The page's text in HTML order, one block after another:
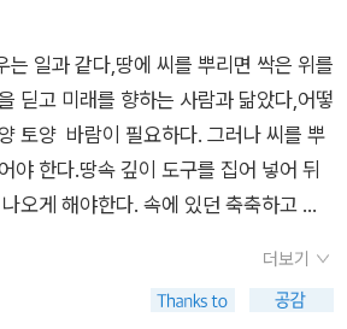
거의 좋은 방법은 제의나 미사를 통해서
미사는 매우 잔인하고 폭력적인 의식이
에서 자신을 보호하기 위해서 사제복을
식에 동참하며 그림자를 달랠수 있었다.
그런 것을 모두 버렸으며 사람들은 그림
. 새로운 방법이 필요해진 것이다. 책은
한 영화 보기등을 든다. 이래서 성격이
은 사람도 좀비물을 좋아하는 건지도 모
두고 꾸준히 그 분야의 책을 접해온 독
이해할 수 있지만 그렇지 않다면 난해하
어투대로 써본 감상 몇 줄ㅡ˝이 모든
나는 더 큰 세계로 나아갈 준비를 마쳤다.
약간의 용기만이 양념으로 필요할 뿐이
긍정적인 힘이든 부정적인 힘이든 그것
다. 물이 흐르듯 자연스럽다. 나는 나 자
와 해방이다.˝ 일어난 모든 것과 남들
위해 한 것은 모두 그것의 조건이었다.
는 일과 같다,땅에 씨를 뿌리면 싹은 위를
딛고 미래를 향하는 사람과 닮았다,어떻
토양 바람이 필요하다. 그러나 씨를 뿌
야 한다.땅속 깊이 도구를 집어 넣어 뒤
오게 해야한다. 속에 있던 축축하고 습
서 흙은 공기를 품게 되고 부드러워지고
,그 과정이 바로 프로이드와 융이 바라
더보기